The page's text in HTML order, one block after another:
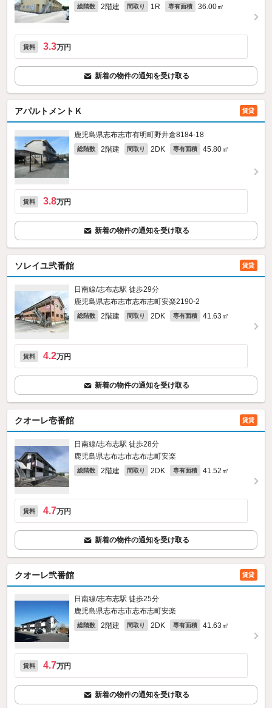
総階数 2階建 間取り 1R 専有面積 36.00㎡
賃料 3.3万円
新着の物件の通知を受け取る
アパルトメントＫ 賃貸
鹿児島県志布志市有明町野井倉8184‐18
総階数 2階建 間取り 2DK 専有面積 45.80㎡
賃料 3.8万円
新着の物件の通知を受け取る
ソレイユ弐番館 賃貸
日南線/志布志駅 徒歩29分
鹿児島県志布志市志布志町安楽2190‐2
総階数 2階建 間取り 2DK 専有面積 41.63㎡
賃料 4.2万円
新着の物件の通知を受け取る
クオーレ壱番館 賃貸
日南線/志布志駅 徒歩28分
鹿児島県志布志市志布志町安楽
総階数 2階建 間取り 2DK 専有面積 41.52㎡
賃料 4.7万円
新着の物件の通知を受け取る
クオーレ弐番館 賃貸
日南線/志布志駅 徒歩25分
鹿児島県志布志市志布志町安楽
総階数 2階建 間取り 2DK 専有面積 41.63㎡
賃料 4.7万円
新着の物件の通知を受け取る